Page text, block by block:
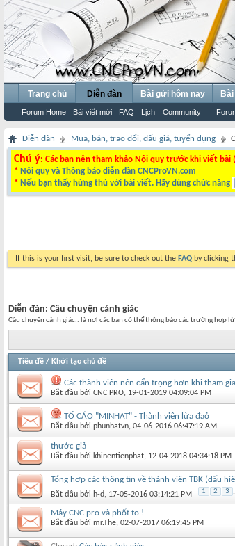
Trang chủ Diễn đàn
Forum Home Bài viết mới FAQ Lịch Community
Bài gửi hôm nay
Diễn đàn Mua, bán, trao đổi, đấu giá, tuyển dụng
Chú ý: Các bạn nên tham khảo Nội quy trước khi viết
* Nội quy và Thông báo diễn đàn CNCProVN.com
* Nếu bạn thấy hứng thú với bài viết. Hãy dùng chức năng
If this is your first visit, be sure to check out the FAQ by clicking
Diễn đàn: Câu chuyện cảnh giác
Câu chuyện cảnh giác.. là nơi các bạn có thể thông báo các trường
Tiêu đề / Khởi tạo chủ đề
Các thành viên nên cẩn trọng hơn khi tham
Bắt đầu bởi CNC PRO‎, 19-01-2019 04:09:04 PM
TỐ CÁO "MINHAT" - Thành viên lừa đaỏ
Bắt đầu bởi phunhatvn‎, 04-06-2016 06:47:19 AM
thước giả
Bắt đầu bởi khinentienphat‎, 12-04-2018 04:34:18 PM
Tổng hợp các thông tin về thành viên TBK (dấu
Bắt đầu bởi h-d‎, 17-05-2016 03:14:21 PM 1 2 3
Máy CNC pro và phốt to !
Bắt đầu bởi mr.The‎, 02-07-2017 06:19:45 PM